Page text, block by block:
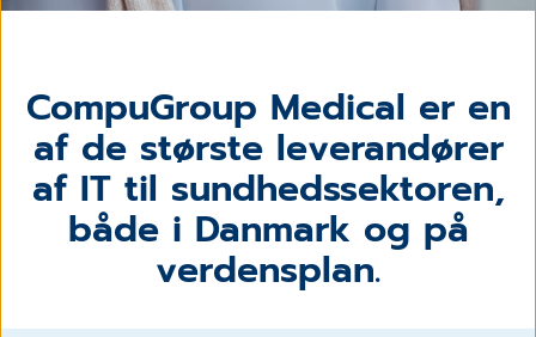
CompuGroup Medical er en
af de største leverandører
af IT til sundhedssektoren,
både i Danmark og på
verdensplan.